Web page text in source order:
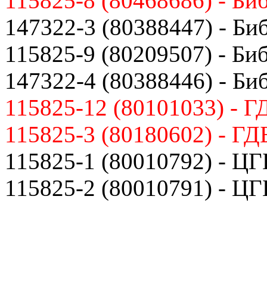
147322-3 (80388447) -
115825-9 (80209507) -
147322-4 (80388446) -
115825-12 (80101033) -
115825-3 (80180602) -
115825-1 (80010792) -
115825-2 (80010791) -